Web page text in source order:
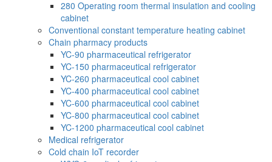
280 Operating room thermal insulation and cooling
cabinet
Conventional constant temperature heating cabinet
Chain pharmacy products
YC-90 pharmaceutical refrigerator
YC-150 pharmaceutical refrigerator
YC-260 pharmaceutical cool cabinet
YC-400 pharmaceutical cool cabinet
YC-600 pharmaceutical cool cabinet
YC-800 pharmaceutical cool cabinet
YC-1200 pharmaceutical cool cabinet
Medical refrigerator
Cold chain IoT recorder